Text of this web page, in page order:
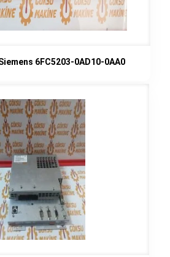
6FC5203-0AD10-0AA0